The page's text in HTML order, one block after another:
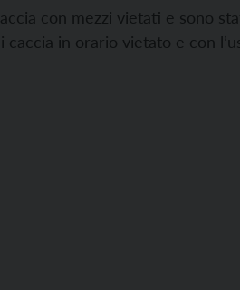
con mezzi vietati e sono
in orario vietato e con